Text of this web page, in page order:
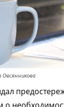
о